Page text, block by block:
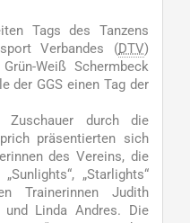
Tags des Tanzens
Verbandes (DTV)
Weiß Schermbeck
der GGS einen Tag der
Zuschauer durch die
präsentierten sich
des Vereins, die
„Starlights“
Trainerinnen Judith
und Linda Andres. Die